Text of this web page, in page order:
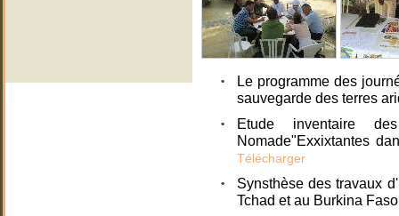
Le programme des
sauvegarde des terres
Etude inventaire
Nomade"Exxixtantes
Télécharger
Synsthèse des travaux
Tchad et au Burkina Faso